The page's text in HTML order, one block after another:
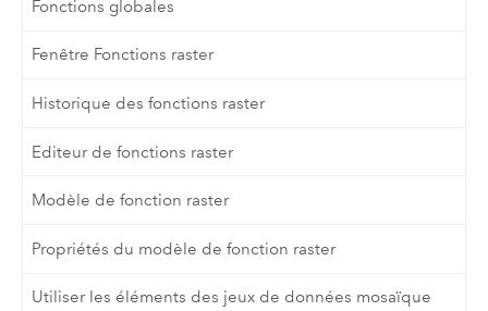
Fonctions globales
Fenêtre Fonctions raster
Historique des fonctions raster
Editeur de fonctions raster
Modèle de fonction raster
Propriétés du modèle de fonction raster
Utiliser les éléments des jeux de données mosaïque